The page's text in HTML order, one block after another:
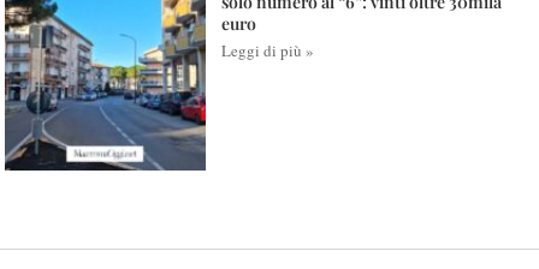
euro
Leggi di più »